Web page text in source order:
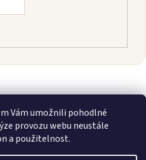
Vám umožnili pohodlné
provozu webu neustále
a použitelnost.